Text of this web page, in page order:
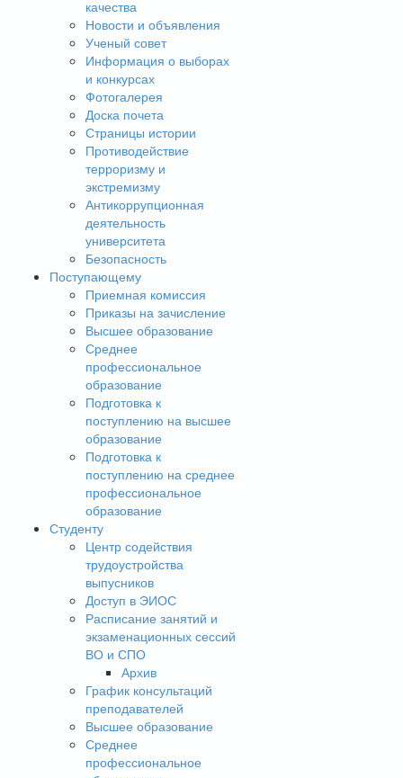
качества
Новости и объявления
Ученый совет
Информация о выборах
и конкурсах
Фотогалерея
Доска почета
Страницы истории
Противодействие
терроризму и
экстремизму
Антикоррупционная
деятельность
университета
Безопасность
Поступающему
Приемная комиссия
Приказы на зачисление
Высшее образование
Среднее
профессиональное
образование
Подготовка к
поступлению на высшее
образование
Подготовка к
поступлению на среднее
профессиональное
образование
Студенту
Центр содействия
трудоустройства
выпусников
Доступ в ЭИОС
Расписание занятий и
экзаменационных сессий
ВО и СПО
Архив
График консультаций
преподавателей
Высшее образование
Среднее
профессиональное